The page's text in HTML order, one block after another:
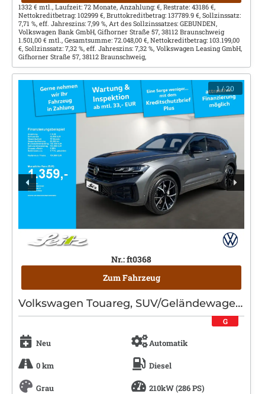
1332 € mtl., Laufzeit: 72 Monate, Anzahlung: €, Restrate: 43186 €,
Nettokreditbetrag: 102999 €, Bruttokreditbetrag: 137789.9 €, Sollzinssatz:
7,71 %, eff. Jahreszins: 7,99 %, Art des Sollzinssatzes: GEBUNDEN,
Volkswagen Bank GmbH, Gifhorner Straße 57, 38112 Braunschweig
1.501,00 € mtl., Gesamtsumme: 72.048,00 €, Nettokreditbetrag: 103.199,00
€, Sollzinssatz: 7,32 %, eff. Jahreszins: 7,32 %, Volkswagen Leasing GmbH,
Gifhorner Straße 57, 38112 Braunschweig,
1/ 20
Nr.: ft0368
Zum Fahrzeug
Volkswagen Touareg, SUV/Geländewagen/Pickup, Diesel, Automatik, Grau
Neu Automatik
0 km Diesel
Grau 210kW (286 PS)
G